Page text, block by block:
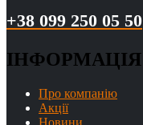
+38 099 250 05 50
ІНФОРМАЦІЯ
Про компанію
Акції
Новини